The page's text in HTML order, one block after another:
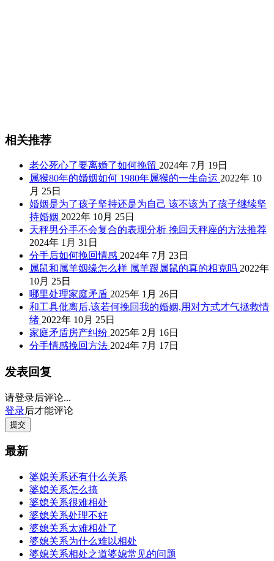
相关推荐
老公死心了要离婚了如何挽留 2024年 7月 19日
属猴80年的婚姻如何 1980年属猴的一生命运 2022年 10
月 25日
婚姻是为了孩子坚持还是为自己 该不该为了孩子继续坚
持婚姻 2022年 10月 25日
天秤男分手不会复合的表现分析 挽回天秤座的方法推荐
2024年 1月 31日
分手后如何挽回情感 2024年 7月 23日
属鼠和属羊姻缘怎么样 属羊跟属鼠的真的相克吗 2022年
10月 25日
哪里处理家庭矛盾 2025年 1月 26日
和工具仳离后,该若何挽回我的婚姻,用对方式才气拯救情
绪 2022年 10月 25日
家庭矛盾房产纠纷 2025年 2月 16日
分手情感挽回方法 2024年 7月 17日
发表回复
请登录后评论...
登录后才能评论
提交
最新
婆媳关系还有什么关系
婆媳关系怎么搞
婆媳关系很难相处
婆媳关系处理不好
婆媳关系太难相处了
婆媳关系为什么难以相处
婆媳关系相处之道婆媳常见的问题